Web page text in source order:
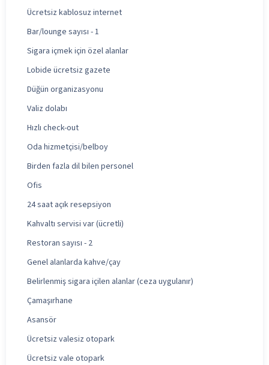
Ücretsiz kablosuz internet
Bar/lounge sayısı - 1
Sigara içmek için özel alanlar
Lobide ücretsiz gazete
Düğün organizasyonu
Valiz dolabı
Hızlı check-out
Oda hizmetçisi/belboy
Birden fazla dil bilen personel
Ofis
24 saat açık resepsiyon
Kahvaltı servisi var (ücretli)
Restoran sayısı - 2
Genel alanlarda kahve/çay
Belirlenmiş sigara içilen alanlar (ceza uygulanır)
Çamaşırhane
Asansör
Ücretsiz valesiz otopark
Ücretsiz vale otopark